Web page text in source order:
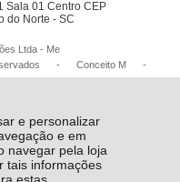
e personalizar
e em
navegar pela loja
tais informações
Sala 01 Centro CEP
do Norte - SC
Ltda - Me
- Conceito M
-